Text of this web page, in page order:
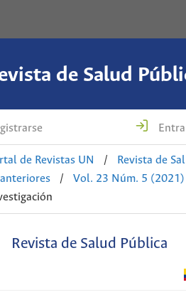
de Salud
de Revistas UN /
Revista de
/
Vol. 23 Núm. 5 (2021)
Revista de Salud Pública